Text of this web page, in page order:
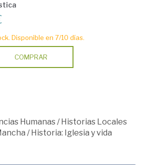
Disponible en 7/10 días.
COMPRAR
Humanas/ Historias Locales
/ Historia: Iglesia y vida